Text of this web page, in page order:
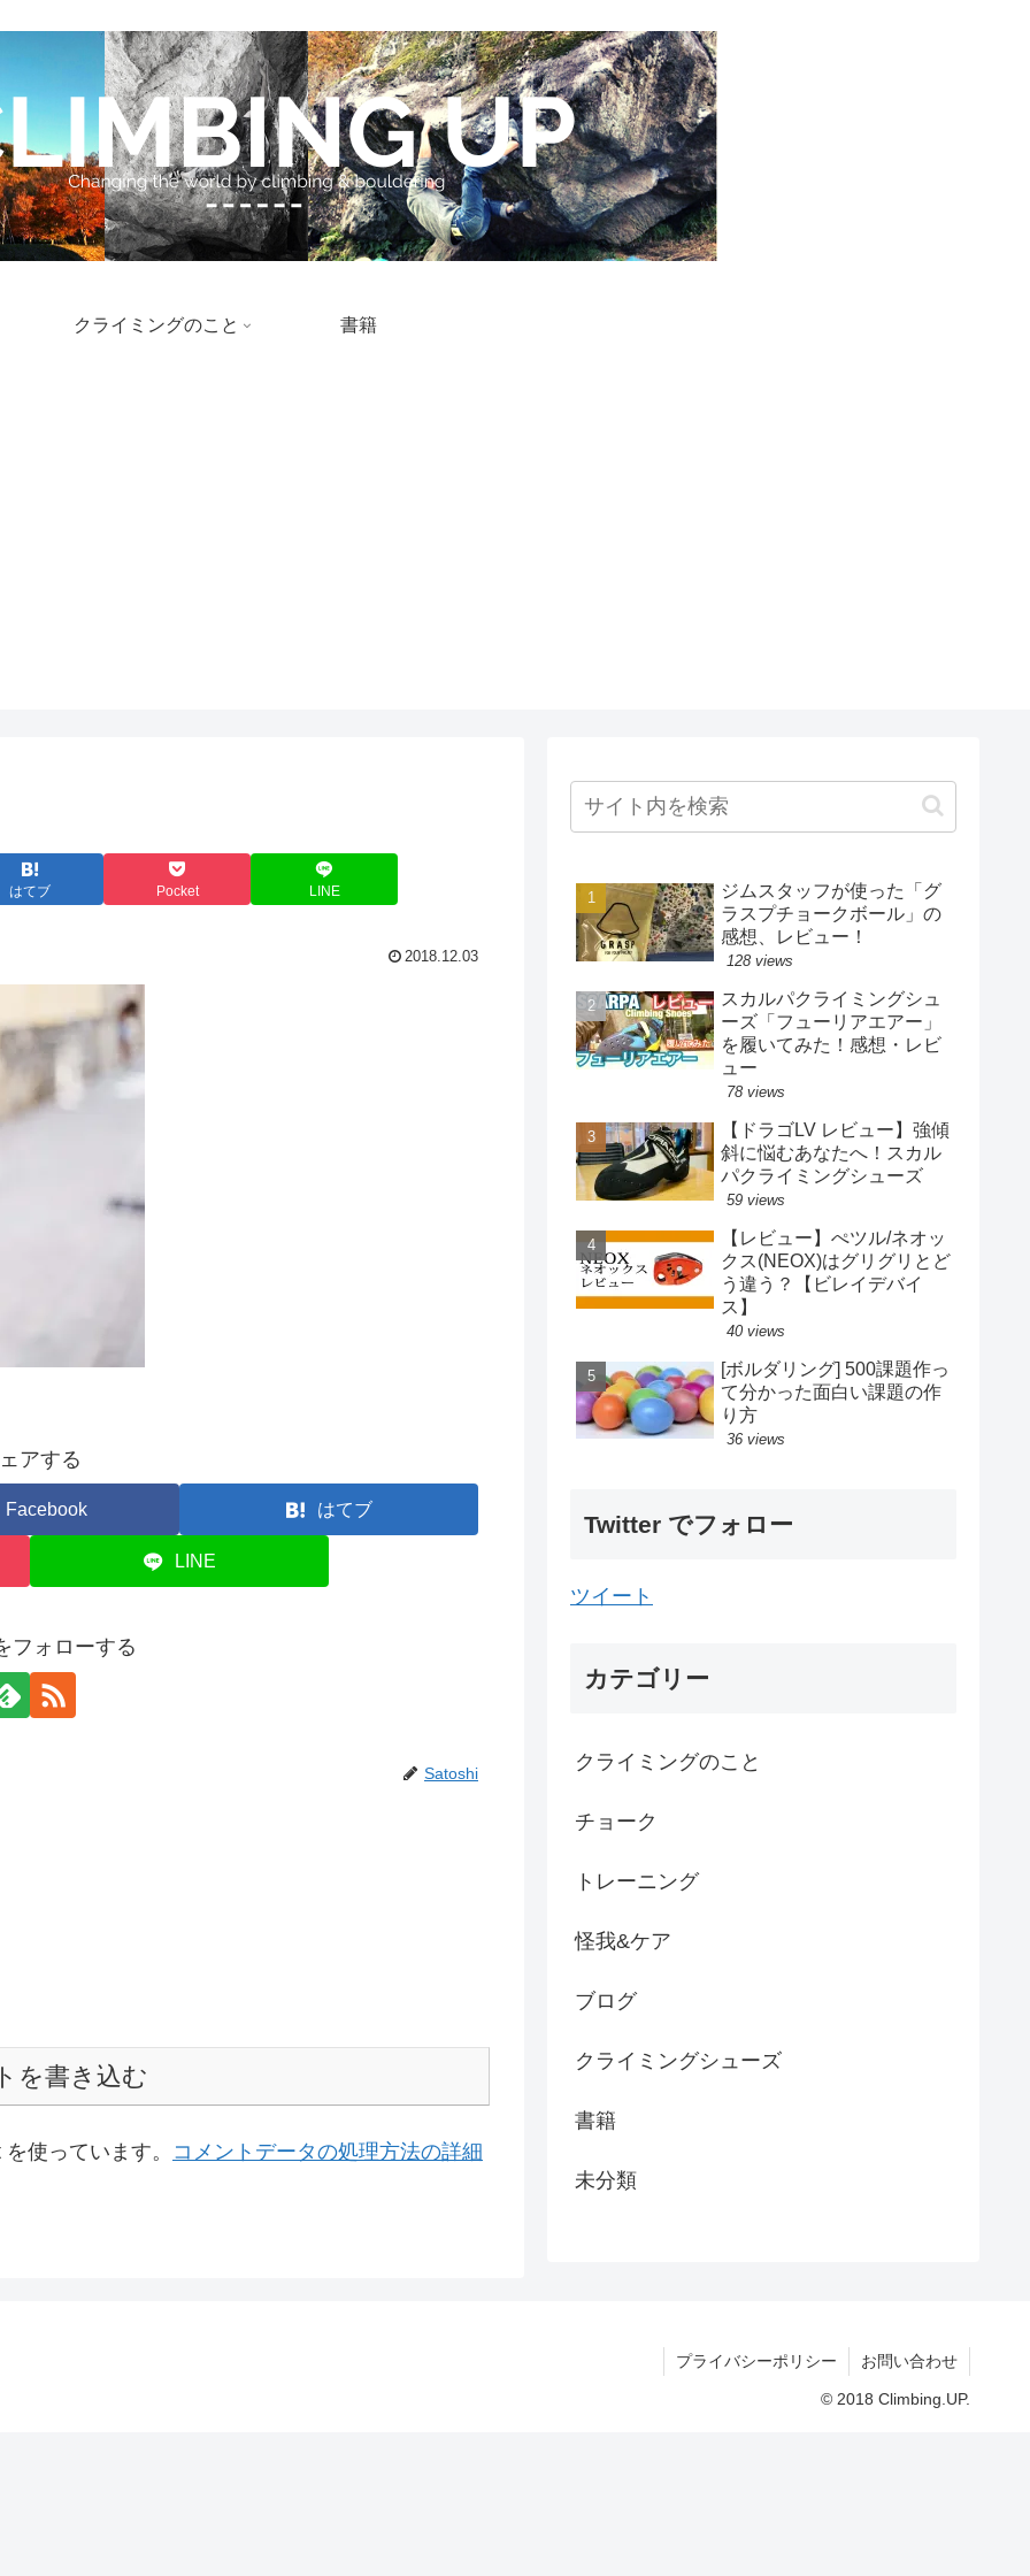
クライミングのこと 書籍
はてブ Pocket LINE
2018.12.03
アする
Facebook はてブ
LINE
フォローする
Satoshi
を書き込む
使っています。 コメントデータの処理方法の詳細
ジムスタッフが使った「グ
ラスプチョークボール」の
感想、レビュー！
128 views
スカルパクライミングシュ
ーズ「フューリアエアー」
を履いてみた！感想・レビ
ュー
78 views
【ドラゴLV レビュー】強傾
斜に悩むあなたへ！スカル
パクライミングシューズ
59 views
【レビュー】ぺツル/ネオッ
クス(NEOX)はグリグリとど
う違う？【ビレイデバイ
ス】
40 views
[ボルダリング] 500課題作っ
て分かった面白い課題の作
り方
36 views
Twitter でフォロー
ツイート
カテゴリー
クライミングのこと
チョーク
トレーニング
怪我&ケア
ブログ
クライミングシューズ
書籍
未分類
プライバシーポリシー お問い合わせ
© 2018 Climbing.UP.